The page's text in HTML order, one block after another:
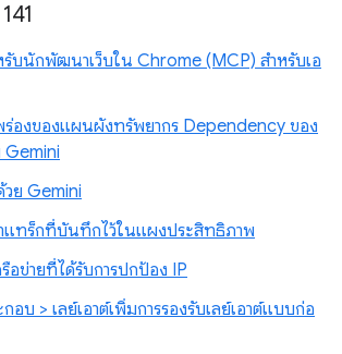
รับนักพัฒนาเว็บใน Chrome (MCP) สำหรับเอ
องของแผนผังทรัพยากร Dependency ของ
Gemini
ย Gemini
แทร็กที่บันทึกไว้ในแผงประสิทธิภาพ
อข่ายที่ได้รับการปกป้อง IP
อบ > เลย์เอาต์เพิ่มการรองรับเลย์เอาต์แบบก่อ